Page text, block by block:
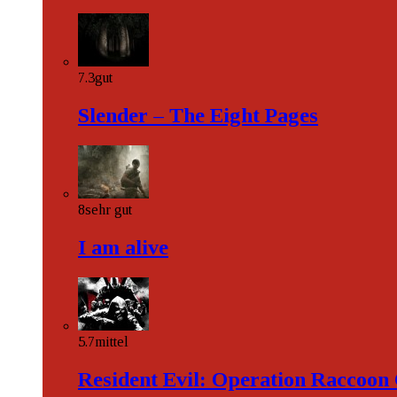
7.3gut
Slender – The Eight Pages
8sehr gut
I am alive
5.7mittel
Resident Evil: Operation Raccoon